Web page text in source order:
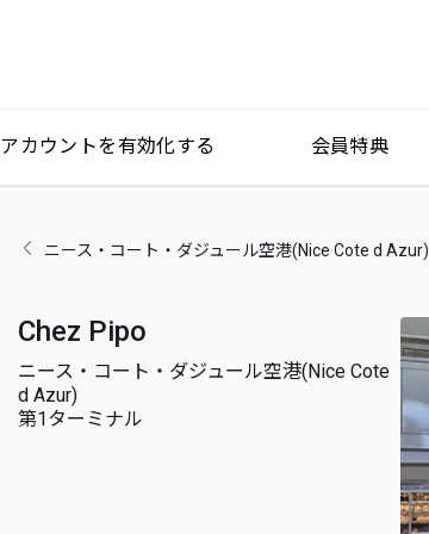
アカウントを有効化する 会員特典
ニース・コート・ダジュール空港(Nice Cote d Azur)
Chez Pipo
ニース・コート・ダジュール空港(Nice Cote
d Azur)
第1ターミナル